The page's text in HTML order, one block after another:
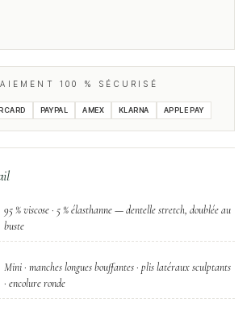
100 % SÉCURISÉ
PAYPAL AMEX KLARNA APPLE PAY
95 % viscose · 5 % élasthanne — dentelle stretch, doublée au
buste
Mini · manches longues bouffantes · plis latéraux sculptants
· encolure ronde